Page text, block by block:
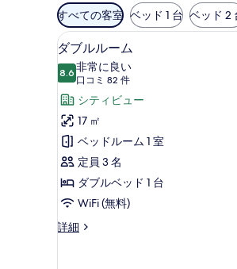
利
用
可
能
な
客
室
の
絞
り
込
み
条
件
すべての客室 ベッド 1 台 ベッド 2
ダ
ブ
ル
ル
ー
ム
の
す
べ
て
ダ
6
ダブルルーム
8.610 点中 8.6
非常に良い
口コミ 82 件
(口
コ
ミ
82
件)
シティビュー
17 ㎡
ベッドルーム 1 室
定員 3 名
ダブルベッド 1 台
WiFi (無料)
詳細
ダ